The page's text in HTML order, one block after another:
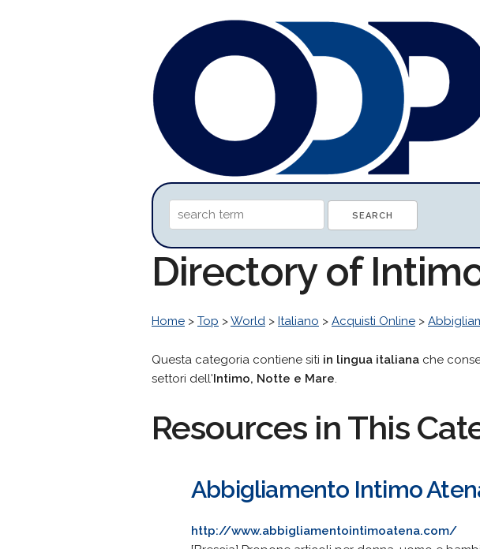
Directory of
Home > Top >World > Italiano > Acquisti Online >
Questa categoria contiene siti in lingua italiana che
settori dell'Intimo, Notte e Mare.
Resources in This
Abbigliamento Intimo
http://www.abbigliamentointimoatena.com/